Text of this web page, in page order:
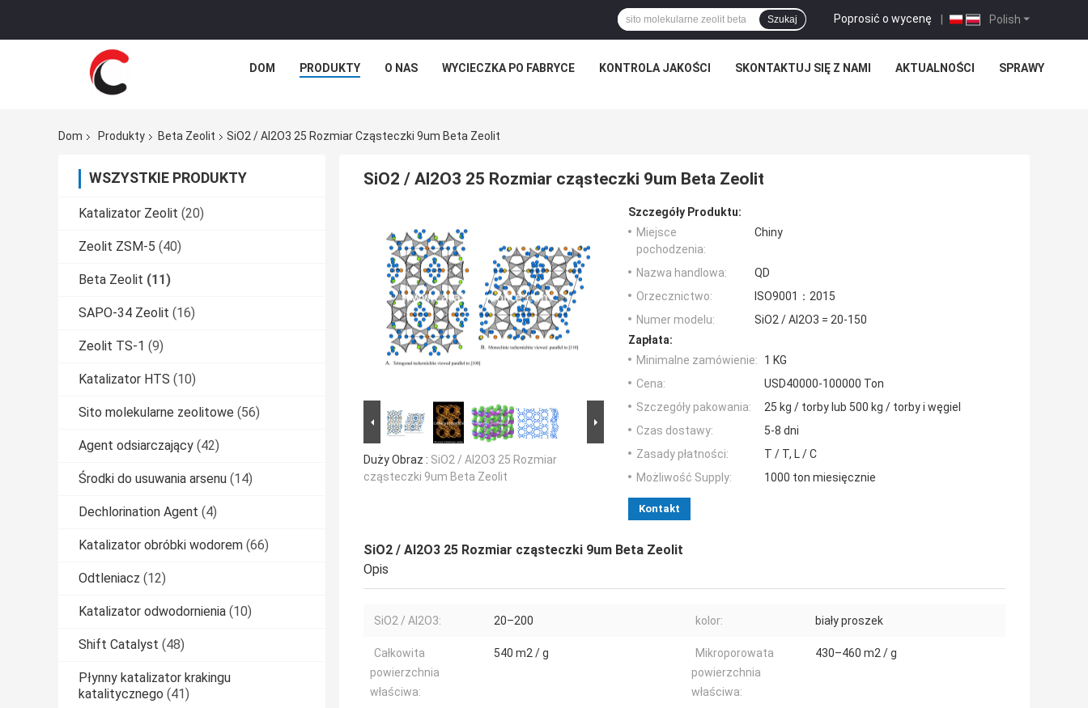
Polish
Poprosić o wycenę |
Szukaj
DOM PRODUKTY O NAS WYCIECZKA PO FABRYCE KONTROLA JAKOŚCI SKONTAKTUJ SIĘ Z NAMI AKTUALNOŚCI SPRAWY
Dom Produkty Beta Zeolit SiO2 / Al2O3 25 Rozmiar Cząsteczki 9um Beta Zeolit
WSZYSTKIE PRODUKTY
Katalizator Zeolit (20)
Zeolit ​​ZSM-5 (40)
Beta Zeolit (11)
SAPO-34 Zeolit (16)
Zeolit ​​TS-1 (9)
Katalizator HTS (10)
Sito molekularne zeolitowe (56)
Agent odsiarczający (42)
Środki do usuwania arsenu (14)
Dechlorination Agent (4)
Katalizator obróbki wodorem (66)
Odtleniacz (12)
Katalizator odwodornienia (10)
Shift Catalyst (48)
Płynny katalizator krakingu
katalitycznego (41)
SiO2 / Al2O3 25 Rozmiar cząsteczki 9um Beta Zeolit
Duży Obraz : SiO2 / Al2O3 25 Rozmiar
cząsteczki 9um Beta Zeolit
Szczegóły Produktu:
Miejsce
pochodzenia:
Chiny
Nazwa handlowa:
QD
Orzecznictwo:
ISO9001：2015
Numer modelu:
SiO2 / Al2O3 = 20-150
Zapłata:
Minimalne zamówienie:
1 KG
Cena:
USD40000-100000 Ton
Szczegóły pakowania:
25 kg / torby lub 500 kg / torby i węgiel
Czas dostawy:
5-8 dni
Zasady płatności:
T / T, L / C
Możliwość Supply:
1000 ton miesięcznie
Kontakt
SiO2 / Al2O3 25 Rozmiar cząsteczki 9um Beta Zeolit
Opis
SiO2 / Al2O3: 20–200 kolor: biały proszek
Całkowita
powierzchnia
właściwa:
540 m2 / g
Mikroporowata
powierzchnia
właściwa:
430–460 m2 / g